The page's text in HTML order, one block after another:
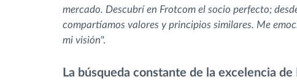
mercado. Descubrí en Frotcom el socio perfecto;
compartíamos valores y principios similares. Me
mi visión".
La búsqueda constante de la excelencia de